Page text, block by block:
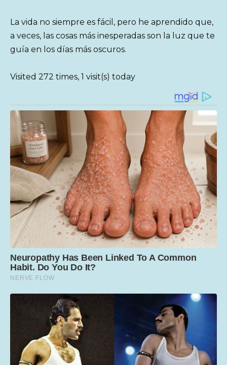
La vida no siempre es fácil, pero he aprendido que,
a veces, las cosas más inesperadas son la luz que te
guía en los días más oscuros.
Visited 272 times, 1 visit(s) today